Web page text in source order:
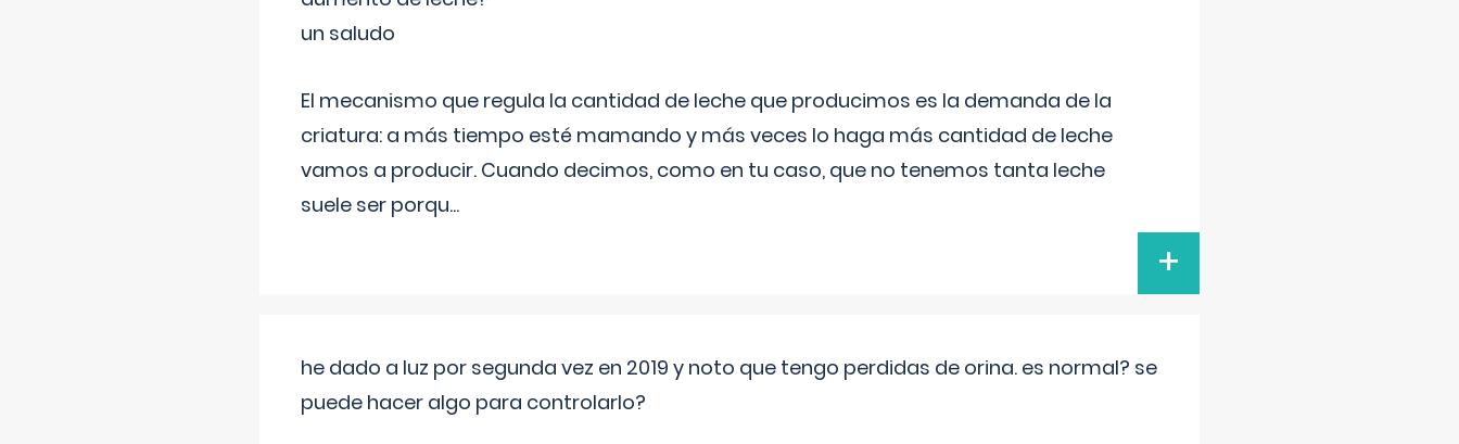
un saludo
El mecanismo que regula la cantidad de leche que producimos es la demanda de la
criatura: a más tiempo esté mamando y más veces lo haga más cantidad de leche
vamos a producir. Cuando decimos, como en tu caso, que no tenemos tanta leche
suele ser porqu...
+
he dado a luz por segunda vez en 2019 y noto que tengo perdidas de orina. es normal? se
puede hacer algo para controlarlo?